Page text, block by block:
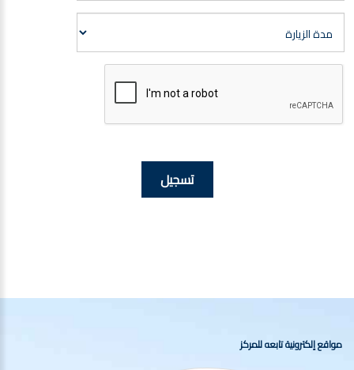
تسجيل
مواقع إلكترونية تابعه للمركز